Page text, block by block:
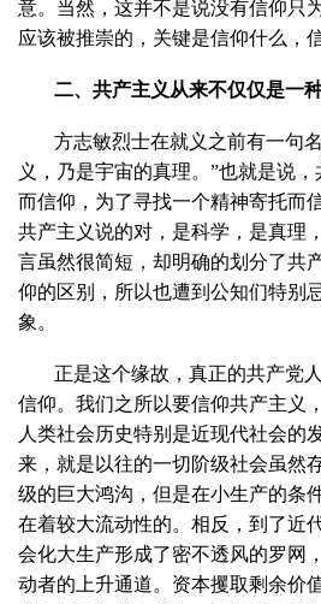
意。当然，这并不是说没有信仰只
应该被推崇的，关键是信仰什么，
二、共产主义从来不仅仅是一
方志敏烈士在就义之前有一句
义，乃是宇宙的真理。”也就是说
而信仰，为了寻找一个精神寄托而
共产主义说的对，是科学，是真理
言虽然很简短，却明确的划分了共
仰的区别，所以也遭到公知们特别
象。
正是这个缘故，真正的共产党
信仰。我们之所以要信仰共产主义
人类社会历史特别是近现代社会的
来，就是以往的一切阶级社会虽然
级的巨大鸿沟，但是在小生产的条
在着较大流动性的。相反，到了近
会化大生产形成了密不透风的罗网
动者的上升通道。资本攫取剩余价